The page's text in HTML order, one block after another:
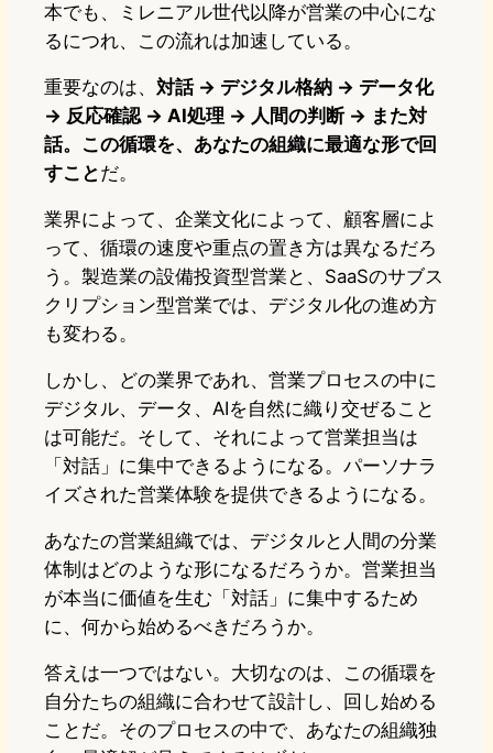
本でも、ミレニアル世代以降が営業の中心にな
るにつれ、この流れは加速している。
重要なのは、 対話 → デジタル格納 → データ化
→ 反応確認 → AI処理 → 人間の判断 → また対
話。この循環を、あなたの組織に最適な形で回
すことだ。
業界によって、企業文化によって、顧客層によ
って、循環の速度や重点の置き方は異なるだろ
う。製造業の設備投資型営業と、SaaSのサブス
クリプション型営業では、デジタル化の進め方
も変わる。
しかし、どの業界であれ、営業プロセスの中に
デジタル、データ、AIを自然に織り交ぜること
は可能だ。そして、それによって営業担当は
「対話」に集中できるようになる。パーソナラ
イズされた営業体験を提供できるようになる。
あなたの営業組織では、デジタルと人間の分業
体制はどのような形になるだろうか。営業担当
が本当に価値を生む「対話」に集中するため
に、何から始めるべきだろうか。
答えは一つではない。大切なのは、この循環を
自分たちの組織に合わせて設計し、回し始める
ことだ。そのプロセスの中で、あなたの組織独